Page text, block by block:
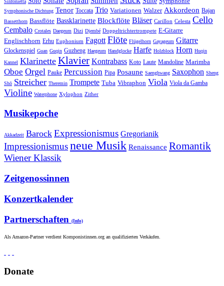
Sinfonietta
Symphonische Dichtung Tenor Toccata Trio Variationen Walzer Akkordeon Bajan
Bassetthorn Bassflöte Bassklarinette Blockflöte Bläser Carillon Celesta Cello
Cembalo Crotales Daegeum Dizi Djembé Doppeltrichtertrompete E-Gitarre
Englischhorn Erhu Euphonium Fagott Flöte Flügelhorn Gayageum Gitarre
Glockenspiel Guan Guqin Guzheng Haegeum Handglocke Harfe Holzblock Horn Huqin
Kannel Klarinette Klavier Kontrabass Koto Laute Mandoline Marimba
Oboe Orgel Pauke Percussion Pipa Posaune Saenghwang Saxophon Sheng
Shō Streicher Theremin Trompete Tuba Vibraphon Viola Viola da Gamba
Violine Waterphone Xylophon Zither
Musikepoche
Akkadzeit Barock Expressionismus Gregorianik
Impressionismusneue Musik Renaissance Romantik
Wiener Klassik
Zeitgenossinnen
Konzertkalender
Partnerschaften (Info)
Als Amazon-Partner verdient Komponistinnen.org an qualifizierten Verkäufen.
Donate